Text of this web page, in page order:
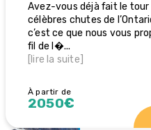
Avez-vous déjà fait le tour
célèbres chutes de
c’est ce que nous vous
fil de l�...
[lire la suite]
À partir de
2050€